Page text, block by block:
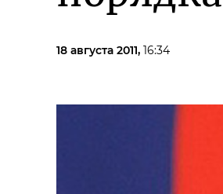
18 августа 2011, 16:34